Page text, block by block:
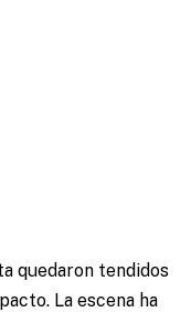
quedaron tendidos
La escena ha